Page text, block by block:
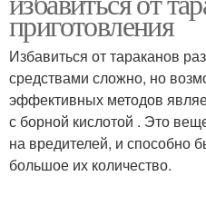
приготовления
Избавиться от тараканов
средствами сложно, но
эффективных методов
с борной кислотой . Это
на вредителей, и способно
большое их количество.